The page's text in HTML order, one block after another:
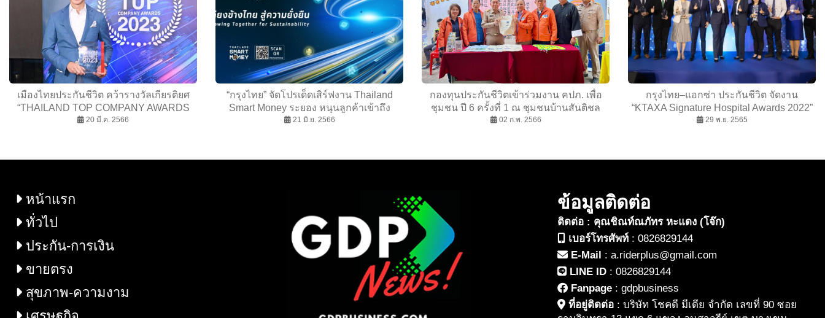
เมืองไทยประกันชีวิต คว้ารางวัลเกียรติยศ
“THAILAND TOP COMPANY AWARDS
2023” สุดยอดองค์กรธุรกิจไทย ต่อเนื่องเป็นปี
20 มี.ค. 2566
“กรุงไทย” จัดโปรเด็ดเสิร์ฟงาน Thailand
Smart Money ระยอง หนุนลูกค้าเข้าถึง
บริการครบวงจร
21 มิ.ย. 2566
กองทุนประกันชีวิตเข้าร่วมงาน คปภ. เพื่อ
ชุมชน ปี 6 ครั้งที่ 1 ณ ชุมชนบ้านสันติชล
อำเภอปาย จังหวัดแม่ฮ่องสอน
02 ก.พ. 2566
กรุงไทย–แอกซ่า ประกันชีวิต จัดงาน
“KTAXA Signature Hospital Awards 2022”
เพื่อเชิดชูเกียรติพันธมิตรโรงพยาบาลคู่
29 พ.ย. 2565
หน้าแรก
ทั่วไป
ประกัน-การเงิน
ขายตรง
สุขภาพ-ความงาม
ข้อมูลติดต่อ
ติดต่อ : คุณชิณท์ณภัทร หะแดง (โจ๊ก)
เบอร์โทรศัพท์: 0826829144
E-Mail : a.riderplus@gmail.com
LINE ID: 0826829144
Fanpage: gdpbusiness
ที่อยู่ติดต่อ: บริษัท โชคดี มีเดีย จำกัด เลขที่ 90 ซอย